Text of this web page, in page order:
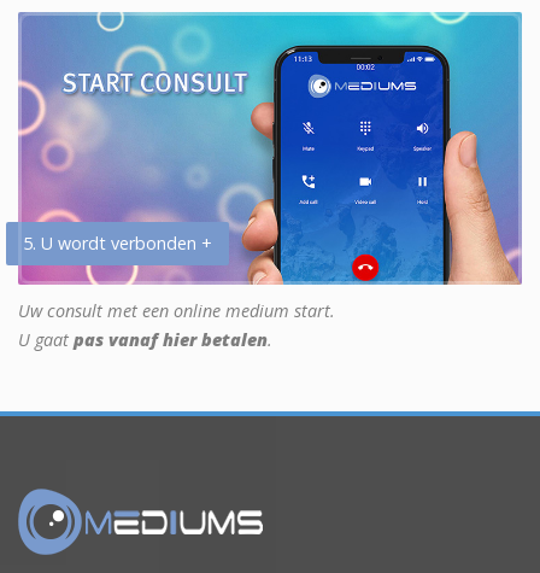
5. U wordt verbonden +
Uw consult met een online medium start.
U gaat pas vanaf hier betalen.